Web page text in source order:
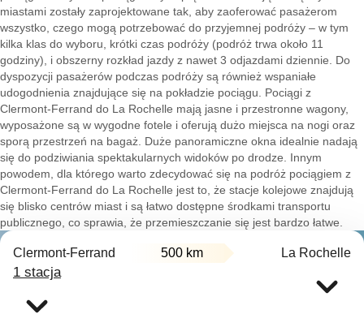
miastami zostały zaprojektowane tak, aby zaoferować pasażerom
wszystko, czego mogą potrzebować do przyjemnej podróży – w tym
kilka klas do wyboru, krótki czas podróży (podróż trwa około 11
godziny), i obszerny rozkład jazdy z nawet 3 odjazdami dziennie. Do
dyspozycji pasażerów podczas podróży są również wspaniałe
udogodnienia znajdujące się na pokładzie pociągu. Pociągi z
Clermont-Ferrand do La Rochelle mają jasne i przestronne wagony,
wyposażone są w wygodne fotele i oferują dużo miejsca na nogi oraz
sporą przestrzeń na bagaż. Duże panoramiczne okna idealnie nadają
się do podziwiania spektakularnych widoków po drodze. Innym
powodem, dla którego warto zdecydować się na podróż pociągiem z
Clermont-Ferrand do La Rochelle jest to, że stacje kolejowe znajdują
się blisko centrów miast i są łatwo dostępne środkami transportu
publicznego, co sprawia, że przemieszczanie się jest bardzo łatwe.
Clermont-Ferrand 500 km La Rochelle
1 stacja